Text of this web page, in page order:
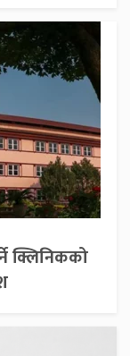
क्लिनिकको